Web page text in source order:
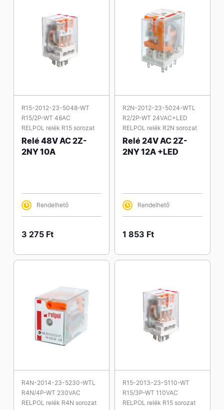
R15-2012-23-5048-WT
R15/2P-WT 48AC
RELPOL relék R15 sorozat
Relé 48V AC 2Z-
2NY 10A
Rendelhető
3 275 Ft
R2N-2012-23-5024-WTL
R2/2P-WT 24VAC+LED
RELPOL relék R2N sorozat
Relé 24V AC 2Z-
2NY 12A +LED
Rendelhető
1 853 Ft
R4N-2014-23-5230-WTL
R4N/4P-WT 230VAC
RELPOL relék R4N sorozat
R15-2013-23-5110-WT
R15/3P-WT 110VAC
RELPOL relék R15 sorozat